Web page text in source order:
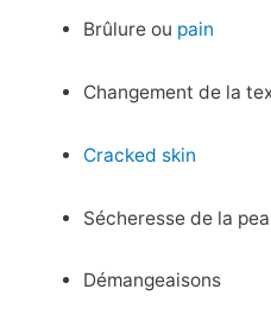
Brûlure ou pain
Changement de la
Cracked skin
Sécheresse de la
Démangeaisons